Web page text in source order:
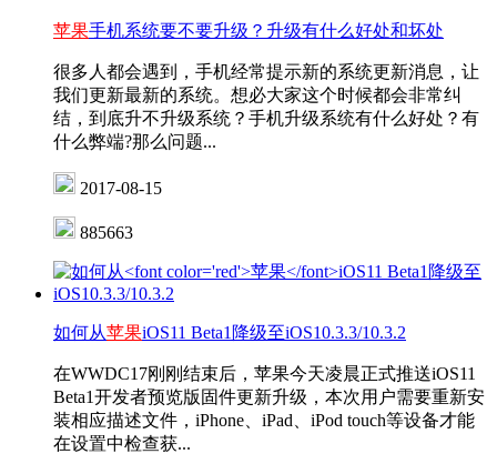
苹果手机系统要不要升级？升级有什么好处和坏处
很多人都会遇到，手机经常提示新的系统更新消息，让
我们更新最新的系统。想必大家这个时候都会非常纠
结，到底升不升级系统？手机升级系统有什么好处？有
什么弊端?那么问题...
2017-08-15
885663
如何从苹果iOS11 Beta1降级至iOS10.3.3/10.3.2
在WWDC17刚刚结束后，苹果今天凌晨正式推送iOS11
Beta1开发者预览版固件更新升级，本次用户需要重新安
装相应描述文件，iPhone、iPad、iPod touch等设备才能
在设置中检查获...